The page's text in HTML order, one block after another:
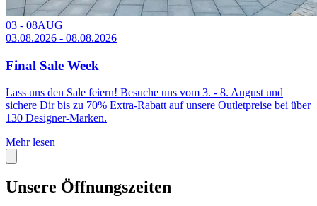
03 - 08AUG
03.08.2026 - 08.08.2026
Final Sale Week
Lass uns den Sale feiern! Besuche uns vom 3. - 8. August und
sichere Dir bis zu 70% Extra-Rabatt auf unsere Outletpreise bei über
130 Designer-Marken.
Mehr lesen
Unsere Öffnungszeiten